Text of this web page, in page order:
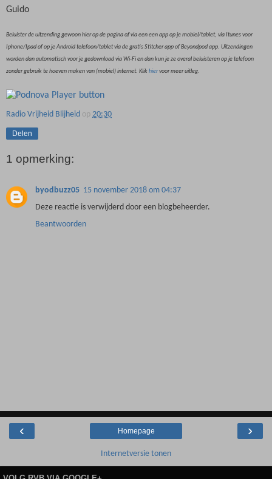
Guido
Beluister de uitzending gewoon hier op de pagina of via een een app op je mobiel/tablet, via Itunes voor
Iphone/Ipad of op je Android telefoon/tablet via de gratis Stitcher app of Beyondpod app. Uitzendingen
worden dan automatisch voor je gedownload via Wi-Fi en dan kun je ze overal beluisteren op je telefoon
zonder gebruik te hoeven maken van (mobiel) internet. Klikhiervoor meer uitleg.
Radio Vrijheid Blijheid op 20:30
Delen
1 opmerking:
byodbuzz05 15 november 2018 om 04:37
Deze reactie is verwijderd door een blogbeheerder.
Beantwoorden
‹ ›
Homepage
Internetversie tonen